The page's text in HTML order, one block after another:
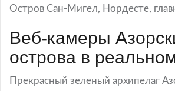
Остров Сан-Мигел, Нордесте,
Веб-камеры
острова в
Прекрасный зеленый архипелаг